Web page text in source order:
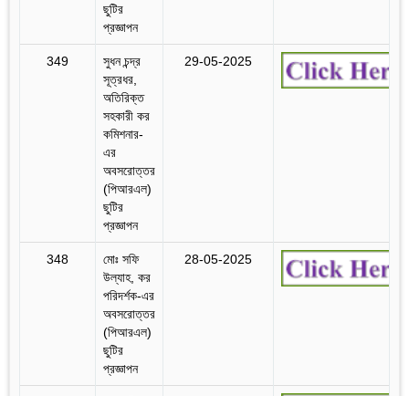
ছুটির
প্রজ্ঞাপন
349
সুধন চন্দ্র
সূত্রধর,
অতিরিক্ত
সহকারী কর
কমিশনার-
এর
অবসরোত্তর
(পিআরএল)
ছুটির
প্রজ্ঞাপন
29-05-2025
348
মোঃ সফি
উল্যাহ, কর
পরিদর্শক-এর
অবসরোত্তর
(পিআরএল)
ছুটির
প্রজ্ঞাপন
28-05-2025